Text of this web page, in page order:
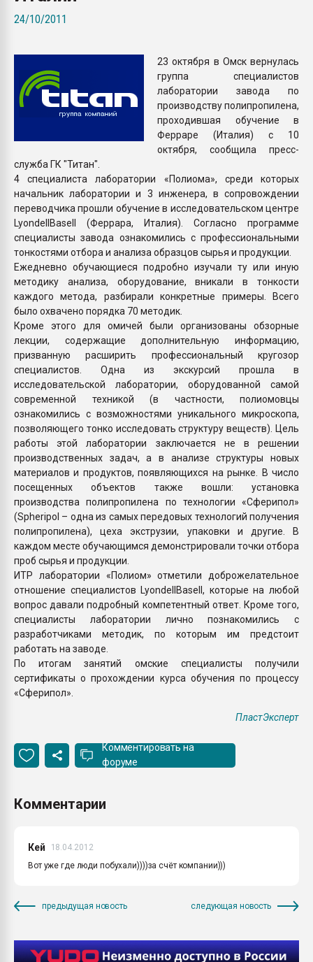
ПЕРЕЙТИ НА
24/10/2011
23 октября в Омск вернулась
группа специалистов
лаборатории завода по
производству полипропилена,
проходившая обучение в
Ферраре (Италия) с 10
октября, сообщила пресс-
служба ГК "Титан".
4 специалиста лаборатории «Полиома», среди которых
начальник лаборатории и 3 инженера, в сопровождении
переводчика прошли обучение в исследовательском центре
LyondellBasell (Феррара, Италия). Согласно программе
специалисты завода ознакомились с профессиональными
тонкостями отбора и анализа образцов сырья и продукции.
Ежедневно обучающиеся подробно изучали ту или иную
методику анализа, оборудование, вникали в тонкости
каждого метода, разбирали конкретные примеры. Всего
было охвачено порядка 70 методик.
Кроме этого для омичей были организованы обзорные
лекции, содержащие дополнительную информацию,
призванную расширить профессиональный кругозор
специалистов. Одна из экскурсий прошла в
исследовательской лаборатории, оборудованной самой
современной техникой (в частности, полиомовцы
ознакомились с возможностями уникального микроскопа,
позволяющего тонко исследовать структуру веществ). Цель
работы этой лаборатории заключается не в решении
производственных задач, а в анализе структуры новых
материалов и продуктов, появляющихся на рынке. В число
посещенных объектов также вошли: установка
производства полипропилена по технологии «Сферипол»
(Spheripol – одна из самых передовых технологий получения
полипропилена), цеха экструзии, упаковки и другие. В
каждом месте обучающимся демонстрировали точки отбора
проб сырья и продукции.
ИТР лаборатории «Полиом» отметили доброжелательное
отношение специалистов LyondellBasell, которые на любой
вопрос давали подробный компетентный ответ. Кроме того,
специалисты лаборатории лично познакомились с
разработчиками методик, по которым им предстоит
работать на заводе.
По итогам занятий омские специалисты получили
сертификаты о прохождении курса обучения по процессу
«Сферипол».
ПластЭксперт
Комментировать на
форуме
Комментарии
Кей
18.04.2012
Вот уже где люди побухали))))за счёт компании)))
предыдущая новость следующая новость